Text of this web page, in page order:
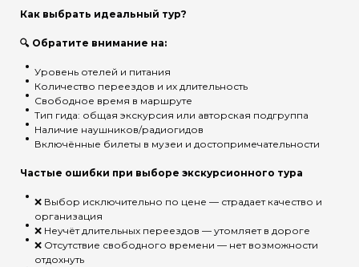
Как выбрать идеальный тур?
🔍 Обратите внимание на:
Уровень отелей и питания
Количество переездов и их длительность
Свободное время в маршруте
Тип гида: общая экскурсия или авторская подгруппа
Наличие наушников/радиогидов
Включённые билеты в музеи и достопримечательности
Частые ошибки при выборе экскурсионного тура
❌ Выбор исключительно по цене — страдает качество и
организация
❌ Неучёт длительных переездов — утомляет в дороге
❌ Отсутствие свободного времени — нет возможности
отдохнуть